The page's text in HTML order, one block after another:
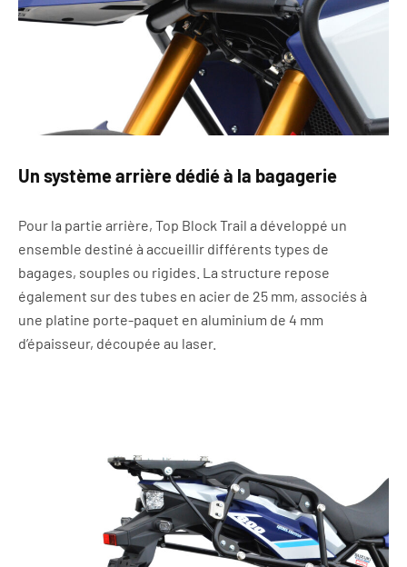
Un système arrière dédié à la bagagerie
Pour la partie arrière, Top Block Trail a développé un
ensemble destiné à accueillir différents types de
bagages, souples ou rigides. La structure repose
également sur des tubes en acier de 25 mm, associés à
une platine porte-paquet en aluminium de 4 mm
d’épaisseur, découpée au laser.